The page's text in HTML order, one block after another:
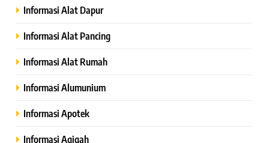
Informasi Alat Dapur
Informasi Alat Pancing
Informasi Alat Rumah
Informasi Alumunium
Informasi Apotek
Informasi Aqiqah